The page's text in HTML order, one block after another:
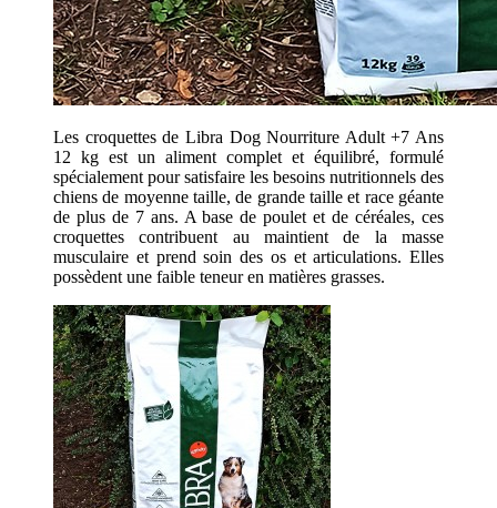
Les croquettes de Libra Dog Nourriture Adult +7 Ans
12 kg est un aliment complet et équilibré, formulé
spécialement pour satisfaire les besoins nutritionnels des
chiens de moyenne taille, de grande taille et race géante
de plus de 7 ans. A base de poulet et de céréales, ces
croquettes contribuent au maintient de la masse
musculaire et prend soin des os et articulations. Elles
possèdent une faible teneur en matières grasses.